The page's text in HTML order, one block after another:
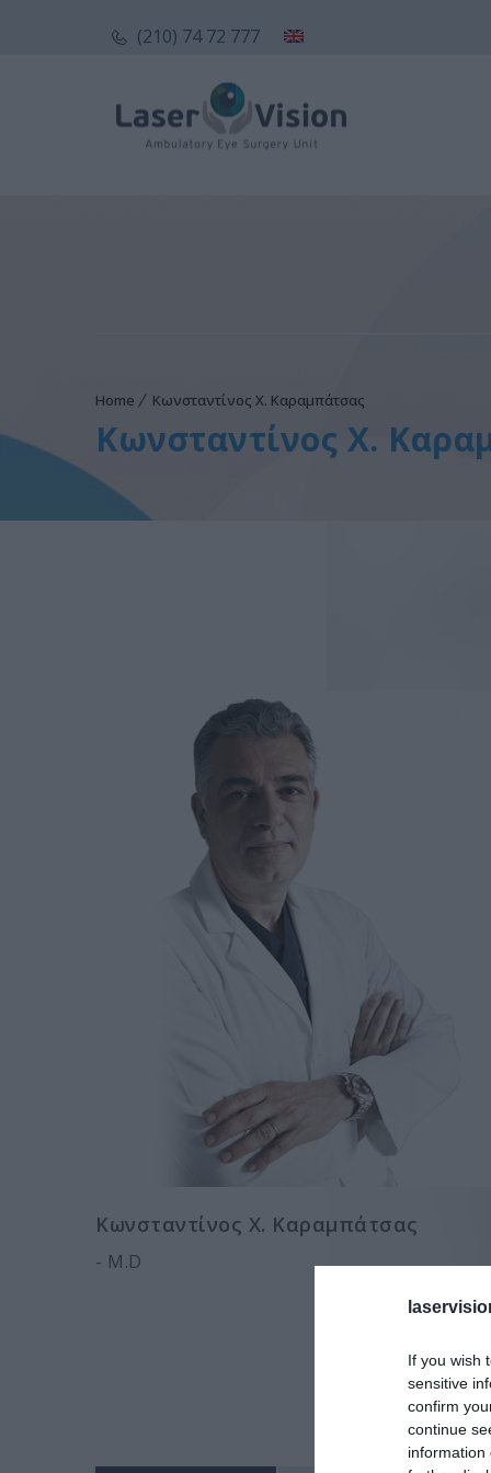
If you wish
sensitive
confirm
continue
information
(210) 74 72 777
Home Κωνσταντίνος Χ. Καραμπάτσας
Κωνσταντίνος Χ.
Κωνσταντίνος Χ. Καραμπάτσας
- M.D